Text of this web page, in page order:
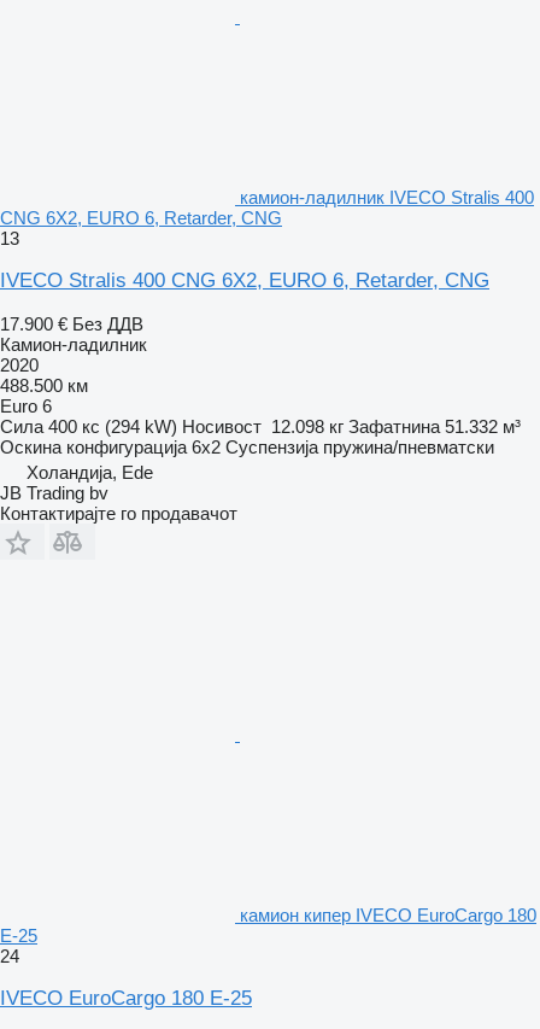
камион-ладилник IVECO Stralis 400
CNG 6X2, EURO 6, Retarder, CNG
13
IVECO Stralis 400 CNG 6X2, EURO 6, Retarder, CNG
17.900 € Без ДДВ
Камион-ладилник
2020
488.500 км
Euro 6
Сила 400 кс (294 kW) Носивост 12.098 кг Зафатнина 51.332 м³
Оскина конфигурација 6x2 Суспензија пружина/пневматски
Холандија, Ede
JB Trading bv
Контактирајте го продавачот
камион кипер IVECO EuroCargo 180
E-25
24
IVECO EuroCargo 180 E-25